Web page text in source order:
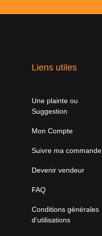
Liens utiles
Une plainte ou
Suggestion
Mon Compte
Suivre ma commande
Devenir vendeur
FAQ
Conditions générales
d’utilisations